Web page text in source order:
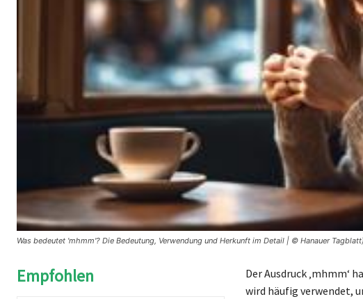
Was bedeutet 'mhmm'? Die Bedeutung, Verwendung und Herkunft im Detail | © Hanauer Tagblatt)
Empfohlen
Der Ausdruck
wird häufig verwendet,